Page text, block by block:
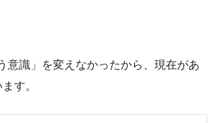
意識」を変えなかったから、現在があ
す。